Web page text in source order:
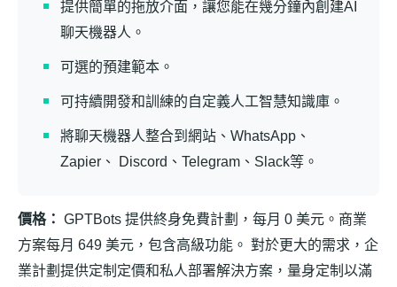
提供簡單的拖放介面，讓您能在幾分鐘內創建AI
聊天機器人。
可選的預建範本。
可持續開發和訓練的自定義人工智慧知識庫。
將聊天機器人整合到網站、WhatsApp、
Zapier、 Discord、Telegram、Slack等。
價格： GPTBots 提供終身免費計劃，每月 0 美元。商業
方案每月 649 美元，包含高級功能。 對於更大的需求，企
業計劃提供定制定價和私人部署解決方案，量身定制以滿